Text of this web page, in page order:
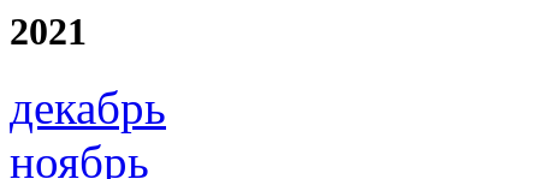
2021
декабрь
ноябрь